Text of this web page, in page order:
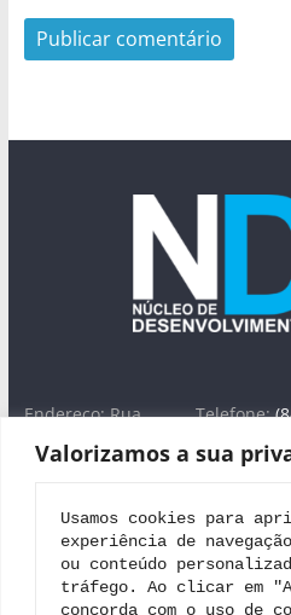
Valorizamos a sua
Usamos cookies para
experiência de
ou conteúdo
tráfego. Ao clicar em
concorda com o uso de
Endereço: Rua
1420 -Lagoa Seca,
Telefone:
WhatsApp:
mail:
com.br